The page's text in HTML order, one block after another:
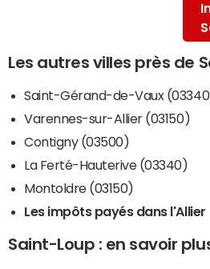
Les autres villes près de
Saint-Gérand-de-Vaux
Varennes-sur-Allier (03150)
Contigny (03500)
La Ferté-Hauterive (03340)
Montoldre (03150)
Les impôts payés dans l'Allier
Saint-Loup : en savoir